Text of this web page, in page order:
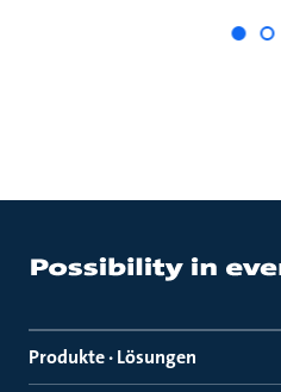
Produkte · Lösungen